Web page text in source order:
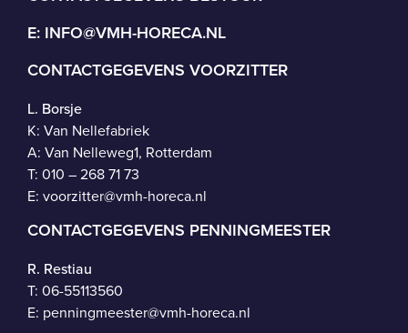
E: INFO@VMH-HORECA.NL
CONTACTGEGEVENS VOORZITTER
L. Borsje
K: Van Nellefabriek
A: Van Nelleweg1, Rotterdam
T: 010 – 268 71 73
E: voorzitter@vmh-horeca.nl
CONTACTGEGEVENS PENNINGMEESTER
R. Restiau
T: 06-55113560
E: penningmeester@vmh-horeca.nl